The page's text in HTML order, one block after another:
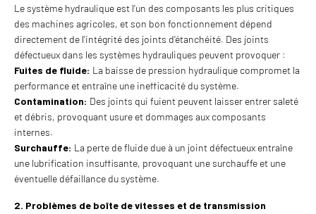
Le système hydraulique est l'un des composants les plus critiques
des machines agricoles, et son bon fonctionnement dépend
directement de l'intégrité des joints d'étanchéité. Des joints
défectueux dans les systèmes hydrauliques peuvent provoquer :
Fuites de fluide: La baisse de pression hydraulique compromet la
performance et entraîne une inefficacité du système.
Contamination: Des joints qui fuient peuvent laisser entrer saleté
et débris, provoquant usure et dommages aux composants
internes.
Surchauffe: La perte de fluide due à un joint défectueux entraîne
une lubrification insuffisante, provoquant une surchauffe et une
éventuelle défaillance du système.
2. Problèmes de boîte de vitesses et de transmission